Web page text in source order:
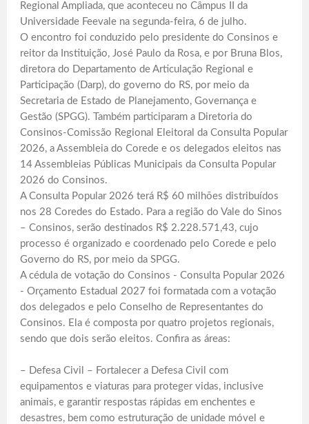
Regional Ampliada, que aconteceu no Câmpus II da
Universidade Feevale na segunda-feira, 6 de julho.
O encontro foi conduzido pelo presidente do Consinos e
reitor da Instituição, José Paulo da Rosa, e por Bruna Blos,
diretora do Departamento de Articulação Regional e
Participação (Darp), do governo do RS, por meio da
Secretaria de Estado de Planejamento, Governança e
Gestão (SPGG). Também participaram a Diretoria do
Consinos-Comissão Regional Eleitoral da Consulta Popular
2026, a Assembleia do Corede e os delegados eleitos nas
14 Assembleias Públicas Municipais da Consulta Popular
2026 do Consinos.
A Consulta Popular 2026 terá R$ 60 milhões distribuídos
nos 28 Coredes do Estado. Para a região do Vale do Sinos
– Consinos, serão destinados R$ 2.228.571,43, cujo
processo é organizado e coordenado pelo Corede e pelo
Governo do RS, por meio da SPGG.
A cédula de votação do Consinos - Consulta Popular 2026
- Orçamento Estadual 2027 foi formatada com a votação
dos delegados e pelo Conselho de Representantes do
Consinos. Ela é composta por quatro projetos regionais,
sendo que dois serão eleitos. Confira as áreas:
– Defesa Civil – Fortalecer a Defesa Civil com
equipamentos e viaturas para proteger vidas, inclusive
animais, e garantir respostas rápidas em enchentes e
desastres, bem como estruturação de unidade móvel e